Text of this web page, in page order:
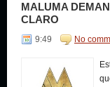
MALUMA
CLARO
9:49 No